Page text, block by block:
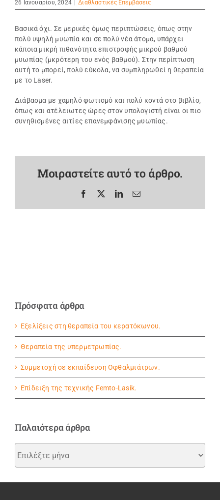
26 Ιανουαρίου, 2024 | Διαθλαστικές Επεμβάσεις
Βασικά όχι. Σε μερικές όμως περιπτώσεις, όπως στην
πολύ υψηλή μυωπία και σε πολύ νέα άτομα, υπάρχει
κάποια μικρή πιθανότητα επιστροφής μικρού βαθμού
μυωπίας (μκρότερη του ενός βαθμού). Στην περίπτωση
αυτή το μπορεί, πολύ εύκολα, να συμπληρωθεί η θεραπεία
με το Laser.
Διάβασμα με χαμηλό φωτισμό και πολύ κοντά στο βιβλίο,
όπως και ατέλειωτες ώρες στον υπολογιστή είναι οι πιο
συνηθισμένες αιτίες επανεμφάνισης μυωπίας.
Μοιραστείτε αυτό το άρθρο.
Facebook LinkedInEmail
Πρόσφατα άρθρα
Εξελίξεις στη θεραπεία του κερατόκωνου.
Θεραπεία της υπερμετρωπίας.
Συμμετοχή σε εκπαίδευση Οφθαλμιάτρων.
Eπίδειξη της τεχνικής Femto-Lasik.
Παλαιότερα άρθρα
άρθρα